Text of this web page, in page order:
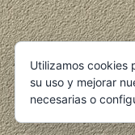
Utilizamos cookies
su uso y mejorar
necesarias o